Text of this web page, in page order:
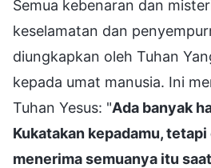
Semua kebenaran dan
keselamatan dan
diungkapkan oleh Tuhan
kepada umat manusia. Ini
Tuhan Yesus: "Ada banyak
Kukatakan kepadamu,
menerima semuanya itu